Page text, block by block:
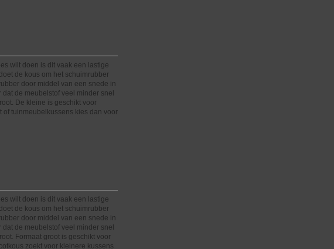
wilt doen is dit vaak een lastige
de kous om het schuimrubber
door middel van een snede in
de meubelstof veel minder snel
De kleine is geschikt voor
of tuinmeubelkussens kies dan voor
wilt doen is dit vaak een lastige
de kous om het schuimrubber
door middel van een snede in
de meubelstof veel minder snel
Formaat groot is geschikt voor
zoekt voor kleinere kussens